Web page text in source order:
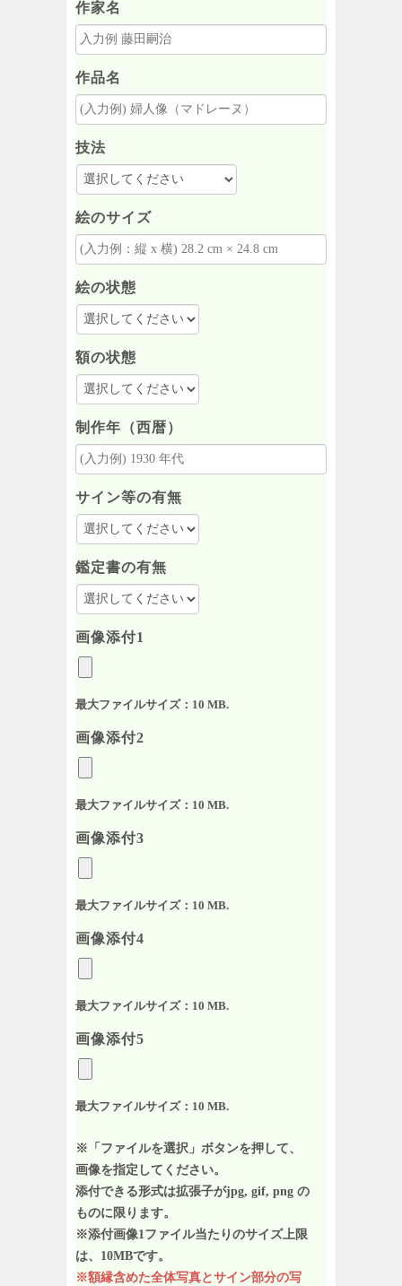
作家名
作品名
技法
絵のサイズ
絵の状態
額の状態
制作年（西暦）
サイン等の有無
鑑定書の有無
画像添付1
最大ファイルサイズ：10 MB.
画像添付2
最大ファイルサイズ：10 MB.
画像添付3
最大ファイルサイズ：10 MB.
画像添付4
最大ファイルサイズ：10 MB.
画像添付5
最大ファイルサイズ：10 MB.
※「ファイルを選択」ボタンを押して、
画像を指定してください。
添付できる形式は拡張子がjpg, gif, png の
ものに限ります。
※添付画像1ファイル当たりのサイズ上限
は、10MBです。
※額縁含めた全体写真とサイン部分の写